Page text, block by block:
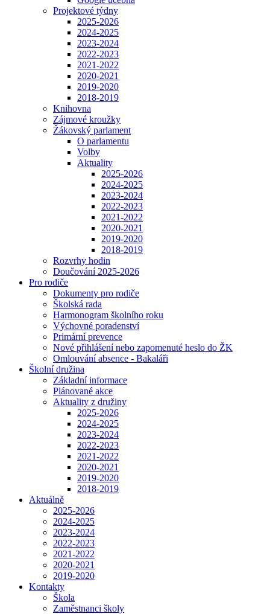
Projektové týdny
2025-2026
2024-2025
2023-2024
2022-2023
2021-2022
2020-2021
2019-2020
2018-2019
Knihovna
Zájmové kroužky
Žákovský parlament
O parlamentu
Volby
Aktuality
2025-2026
2024-2025
2023-2024
2022-2023
2021-2022
2020-2021
2019-2020
2018-2019
Rozvrhy hodin
Doučování 2025-2026
Pro rodiče
Dokumenty pro rodiče
Školská rada
Harmonogram školního roku
Výchovné poradenství
Primární prevence
Nové přihlášení nebo zapomenuté heslo do ŽK
Omlouvání absence - Bakaláři
Školní družina
Základní informace
Plánované akce
Aktuality z družiny
2025-2026
2024-2025
2023-2024
2022-2023
2021-2022
2020-2021
2019-2020
2018-2019
Aktuálně
2025-2026
2024-2025
2023-2024
2022-2023
2021-2022
2020-2021
2019-2020
Kontakty
Škola
Zaměstnanci školy